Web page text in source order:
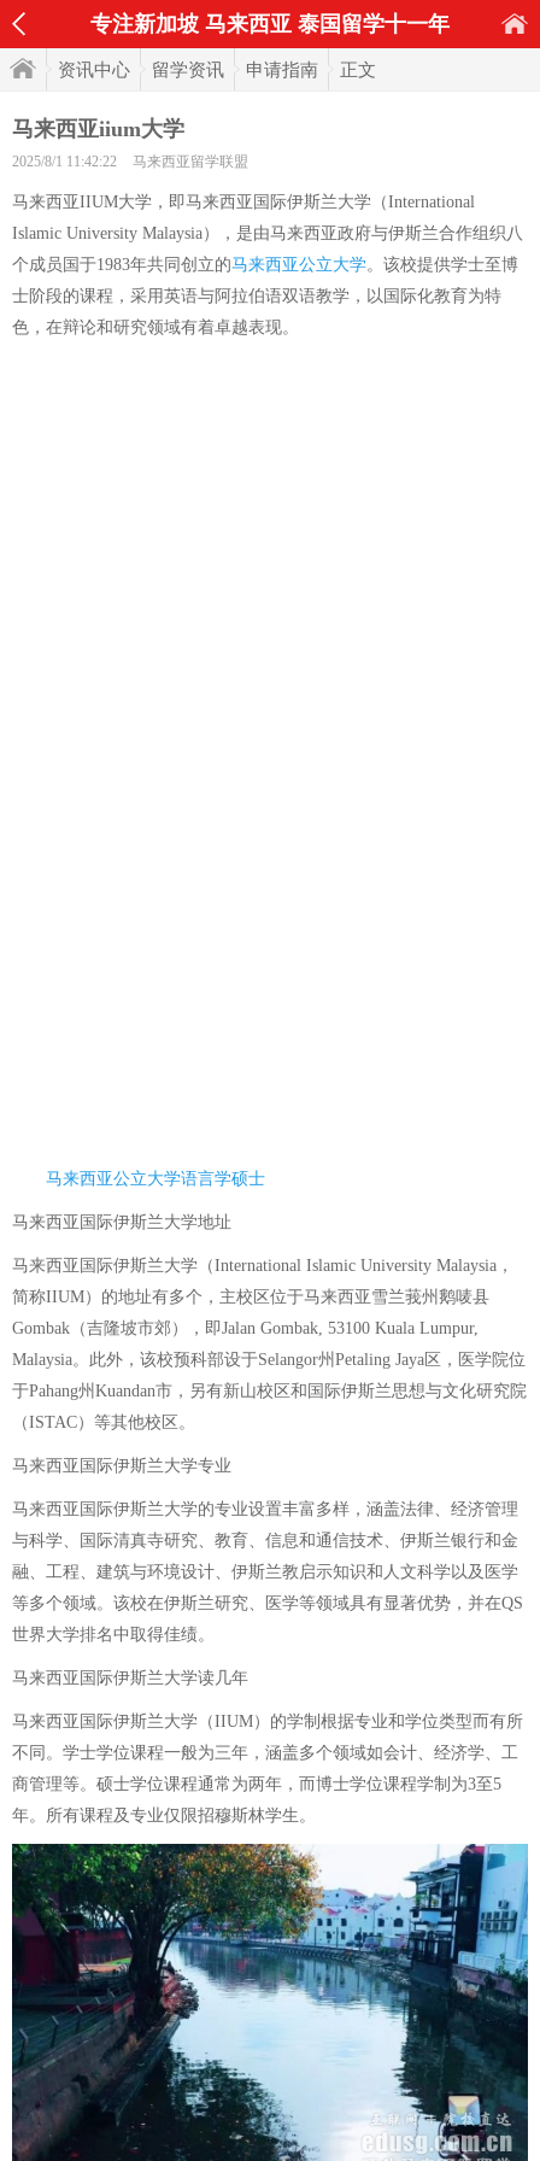
专注新加坡 马来西亚 泰国留学十一年
资讯中心 留学资讯 申请指南 正文
马来西亚iium大学
2025/8/1 11:42:22 马来西亚留学联盟
马来西亚IIUM大学，即马来西亚国际伊斯兰大学（International
Islamic University Malaysia），是由马来西亚政府与伊斯兰合作组织八
个成员国于1983年共同创立的马来西亚公立大学。该校提供学士至博
士阶段的课程，采用英语与阿拉伯语双语教学，以国际化教育为特
色，在辩论和研究领域有着卓越表现。
马来西亚公立大学语言学硕士
马来西亚国际伊斯兰大学地址
马来西亚国际伊斯兰大学（International Islamic University Malaysia，
简称IIUM）的地址有多个，主校区位于马来西亚雪兰莪州鹅唛县
Gombak（吉隆坡市郊），即Jalan Gombak, 53100 Kuala Lumpur,
Malaysia。此外，该校预科部设于Selangor州Petaling Jaya区，医学院位
于Pahang州Kuandan市，另有新山校区和国际伊斯兰思想与文化研究院
（ISTAC）等其他校区。
马来西亚国际伊斯兰大学专业
马来西亚国际伊斯兰大学的专业设置丰富多样，涵盖法律、经济管理
与科学、国际清真寺研究、教育、信息和通信技术、伊斯兰银行和金
融、工程、建筑与环境设计、伊斯兰教启示知识和人文科学以及医学
等多个领域。该校在伊斯兰研究、医学等领域具有显著优势，并在QS
世界大学排名中取得佳绩。
马来西亚国际伊斯兰大学读几年
马来西亚国际伊斯兰大学（IIUM）的学制根据专业和学位类型而有所
不同。学士学位课程一般为三年，涵盖多个领域如会计、经济学、工
商管理等。硕士学位课程通常为两年，而博士学位课程学制为3至5
年。所有课程及专业仅限招穆斯林学生。